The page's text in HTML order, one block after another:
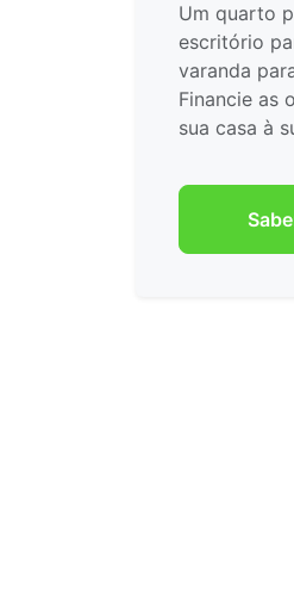
Um quarto
escritório
varanda
Financie as
sua casa à